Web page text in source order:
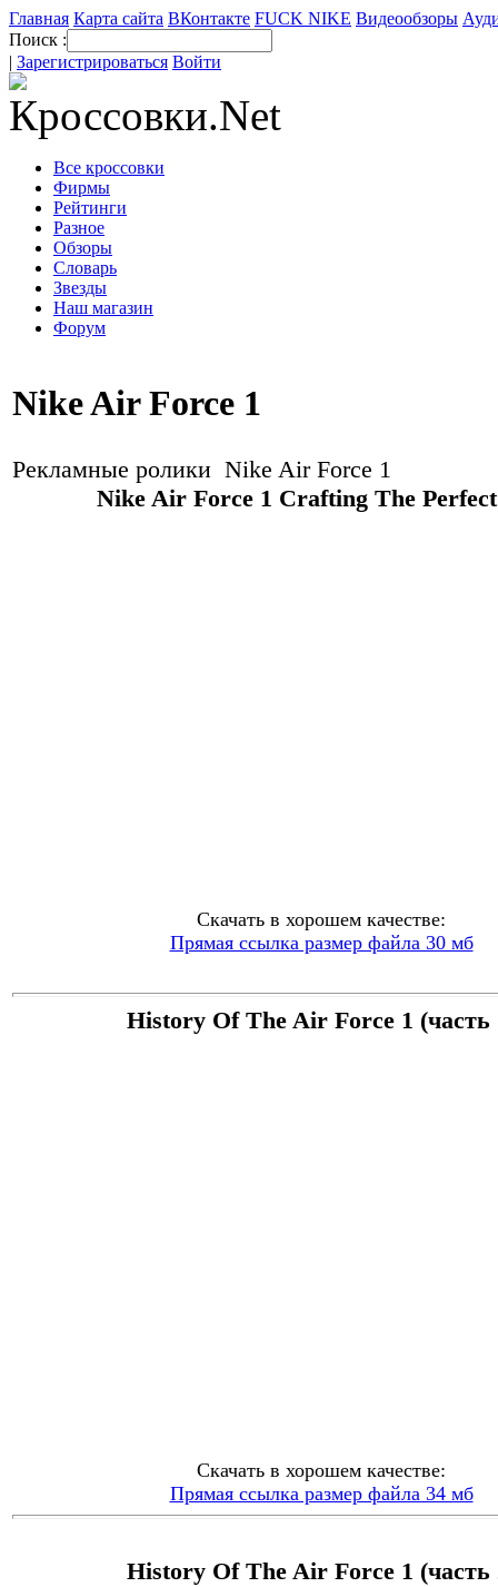
Главная Карта сайта ВКонтакте FUCK NIKE Видеообзоры
Поиск :
| Зарегистрироваться Войти
Все кроссовки
Фирмы
Рейтинги
Разное
Обзоры
Словарь
Звезды
Наш магазин
Форум
Nike Air Force 1
Рекламные ролики Nike Air Force 1
Nike Air Force 1 Crafting The
Скачать в хорошем качестве:
Прямая ссылка размер файла 30 мб
History Of The Air Force 1 (часть
Скачать в хорошем качестве:
Прямая ссылка размер файла 34 мб
History Of The Air Force 1 (часть